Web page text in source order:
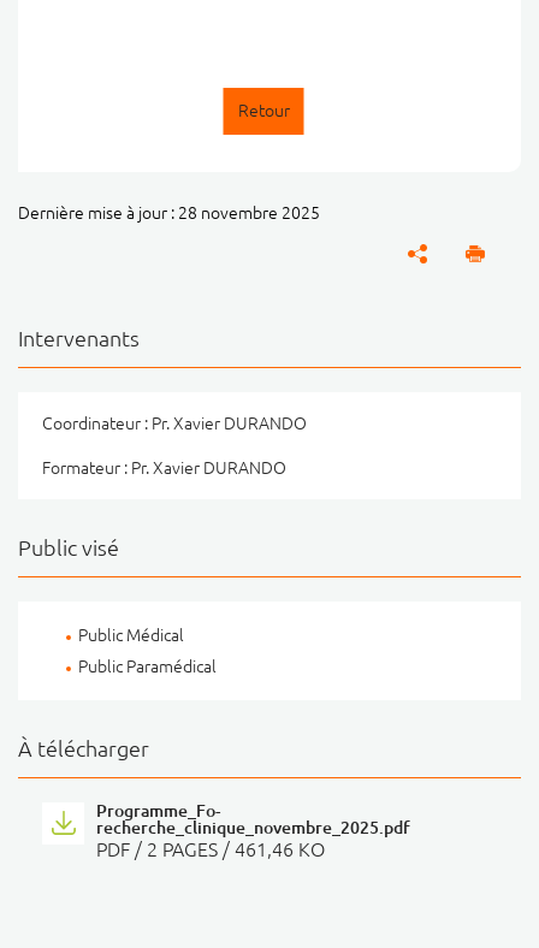
Retour
Dernière mise à jour : 28 novembre 2025
Intervenants
Coordinateur : Pr. Xavier DURANDO
Formateur : Pr. Xavier DURANDO
Public visé
Public Médical
Public Paramédical
À télécharger
Programme_Fo-
recherche_clinique_novembre_2025.pdf
PDF / 2 PAGES / 461,46 KO